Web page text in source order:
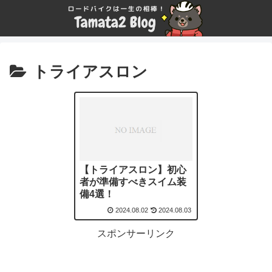
トライアスロン
【トライアスロン】初心
者が準備すべきスイム装
備4選！
2024.08.02 2024.08.03
スポンサーリンク